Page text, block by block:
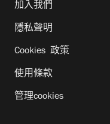
加入我們
隱私聲明
Cookies 政策
使用條款
管理cookies